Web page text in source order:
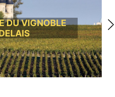
DU VIGNOBLE